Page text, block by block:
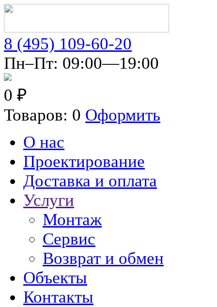
8 (495) 109-60-20
Пн–Пт: 09:00—19:00
0 ₽
Товаров: 0 Оформить
О нас
Проектирование
Доставка и оплата
Услуги
Монтаж
Сервис
Возврат и обмен
Объекты
Контакты